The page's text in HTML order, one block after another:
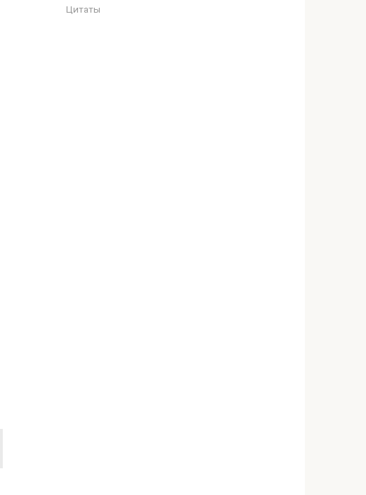
Цитаты